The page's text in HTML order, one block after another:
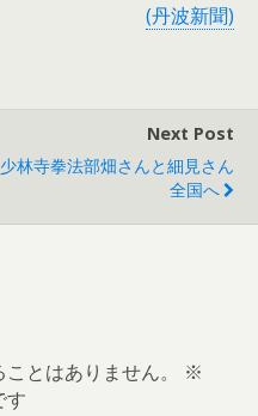
(丹波新聞)
Next Post
少林寺拳法部畑さんと細見さん
全国へ
とはありません。
※
す